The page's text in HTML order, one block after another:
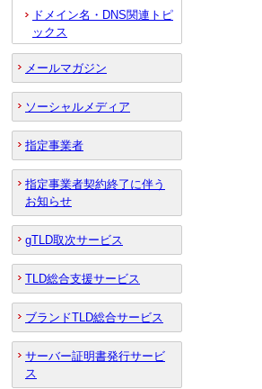
ドメイン名・DNS関連トピ
ックス
メールマガジン
ソーシャルメディア
指定事業者
指定事業者契約終了に伴う
お知らせ
gTLD取次サービス
TLD総合支援サービス
ブランドTLD総合サービス
サーバー証明書発行サービ
ス